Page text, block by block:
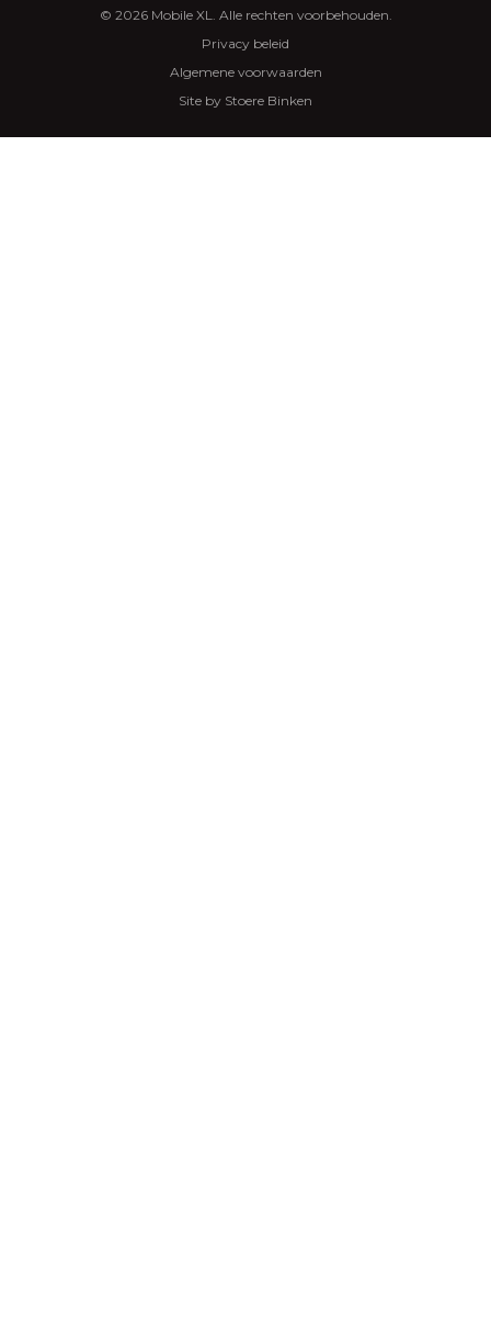
© 2026 Mobile XL. Alle rechten voorbehouden.
Privacy beleid
Algemene voorwaarden
Site by Stoere Binken